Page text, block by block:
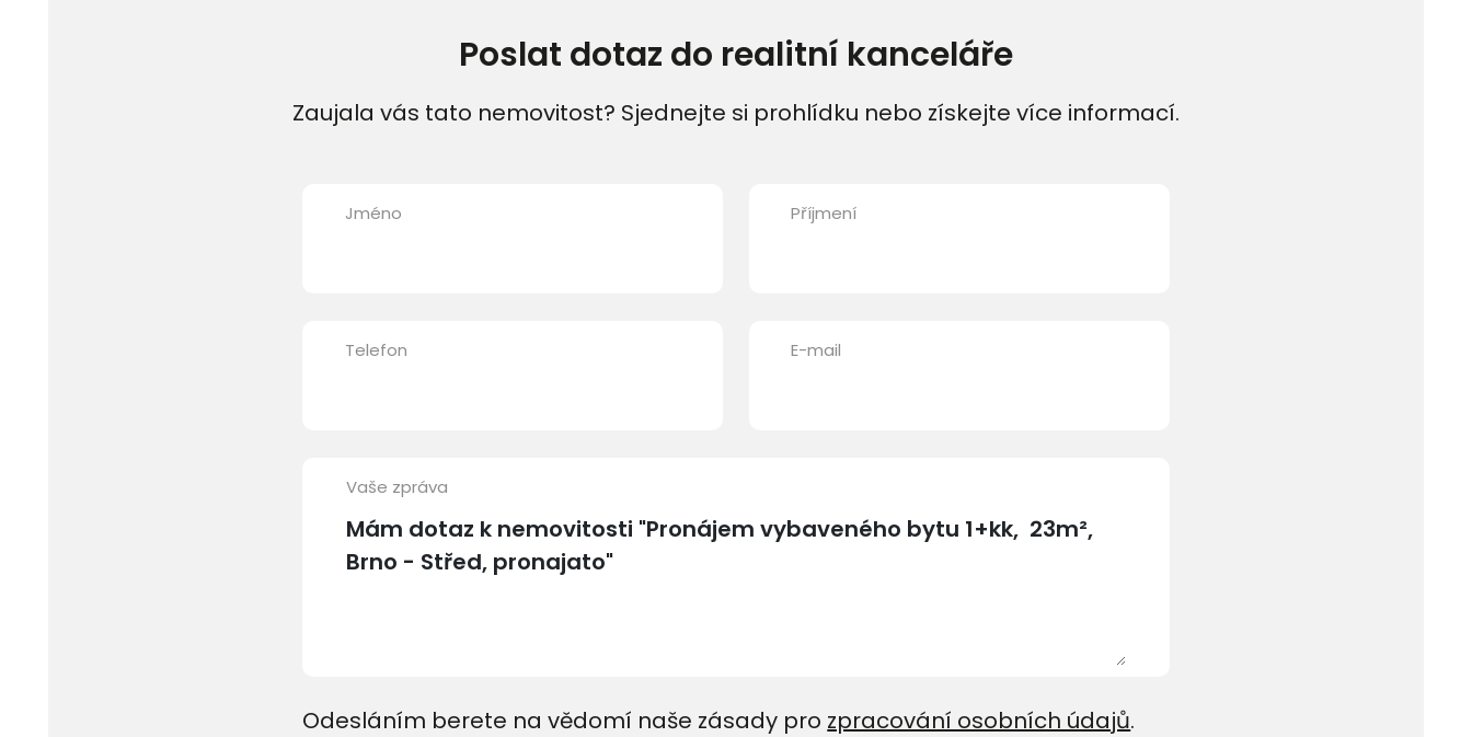
Poslat dotaz do realitní kanceláře
Zaujala vás tato nemovitost? Sjednejte si prohlídku nebo získejte více informací.
Jméno Příjmení
Telefon E-mail
Vaše zpráva
Odesláním berete na vědomí naše zásady pro zpracování osobních údajů.